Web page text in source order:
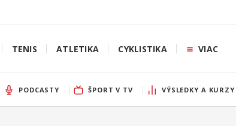
TENIS ATLETIKA CYKLISTIKA VIAC
PODCASTY ŠPORT V TV VÝSLEDKY A KURZY